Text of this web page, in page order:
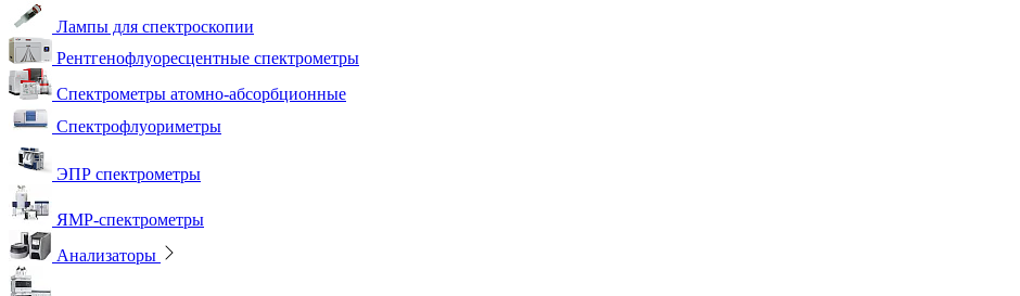
Лампы для спектроскопии
Рентгенофлуоресцентные спектрометры
Спектрометры атомно-абсорбционные
Спектрофлуориметры
ЭПР спектрометры
ЯМР-спектрометры
Анализаторы